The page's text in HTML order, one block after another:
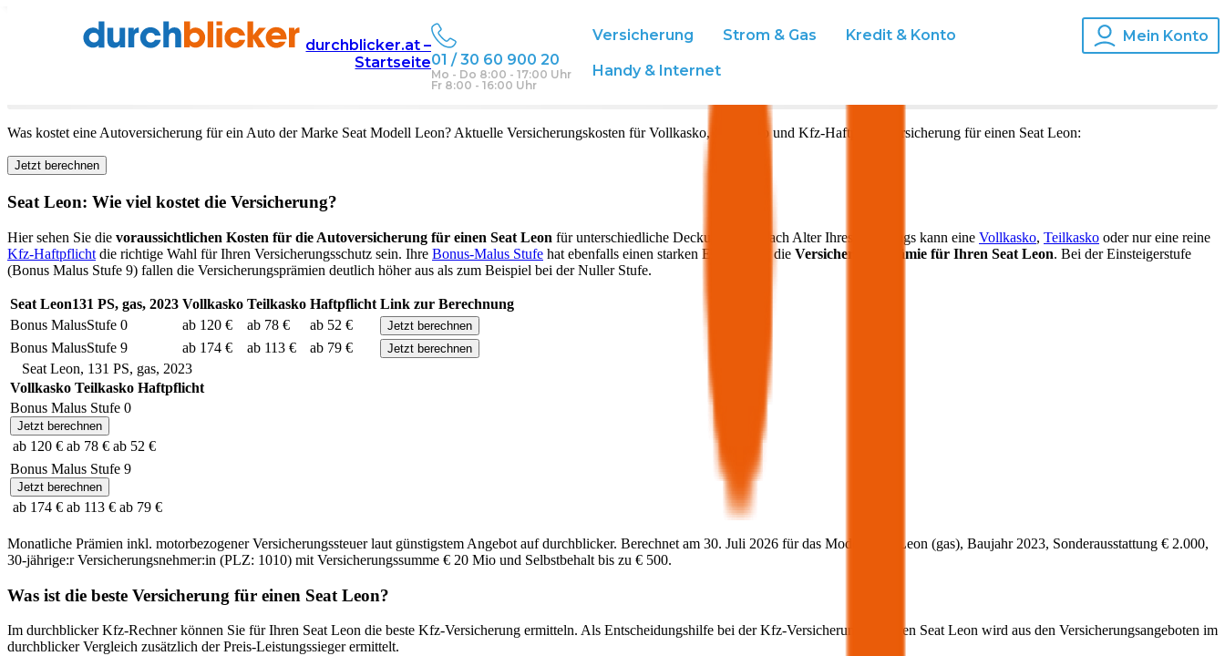
durchblicker.at –
Startseite01 / 30 60 900 20
Mo - Do 8:00 - 17:00 Uhr
Fr 8:00 - 16:00 Uhr
Versicherung Strom & Gas Kredit & Konto
Handy & Internet
Mein Konto
Autoversicherung Seat
in Österreich
Was kostet eine Autoversicherung für ein Auto der Marke SeatModell Leon? Aktuelle Versicherungskosten für Vollkasko, Teilkasko und Kfz-Haftpflichtversicherung für einen Seat Leon:
Jetzt berechnen
Seat Leon: Wie viel kostet die Versicherung?
Hier sehen Sie die voraussichtlichen Kosten für die Autoversicherung für einen Seat Leon für unterschiedliche Deckungen. Je nach Alter Ihres Fahrzeugs kann eine Vollkasko, Teilkasko oder nur eine reine
Kfz-Haftpflicht die richtige Wahl für Ihren Versicherungsschutz sein. Ihre Bonus-Malus Stufe hat ebenfalls einen starken Einfluss auf die Versicherungsprämie für Ihren Seat Leon. Bei der Einsteigerstufe
(Bonus Malus Stufe 9) fallen die Versicherungsprämien deutlich höher aus als zum Beispiel bei der Nuller Stufe.
Seat Leon131 PS, gas, 2023 Vollkasko Teilkasko Haftpflicht Link zur Berechnung
Bonus MalusStufe 0 ab 120 € ab 78 € ab 52 € Jetzt berechnen
Bonus MalusStufe 9 ab 174 € ab 113 € ab 79 € Jetzt berechnen
Seat Leon, 131 PS, gas, 2023
Vollkasko Teilkasko Haftpflicht
Bonus Malus Stufe 0
Jetzt berechnen
ab 120 € ab 78 € ab 52 €
Bonus Malus Stufe 9
Jetzt berechnen
ab 174 € ab 113 € ab 79 €
Monatliche Prämien inkl. motorbezogener Versicherungssteuer laut günstigstem Angebot auf durchblicker. Berechnet am 30. Juli 2026 für das Modell Leon (gas), Baujahr 2023, Sonderausstattung € 2.000,
30-jährige:rVersicherungsnehmer:in (PLZ: 1010) mit Versicherungssumme € 20 Mio und Selbstbehalt bis zu € 500.
Was ist die beste Versicherung für einen Seat Leon?
Im durchblicker Kfz-Rechner können Sie für Ihren Seat Leon die beste Kfz-Versicherung ermitteln. Als Entscheidungshilfe bei der Kfz-Versicherung für Ihren Seat Leon wird aus den Versicherungsangeboten im
durchblicker Vergleich zusätzlich der Preis-Leistungssieger ermittelt.